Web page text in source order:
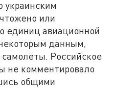
украинским
или
единиц авиационной
данным,
Российское
не комментировало
общими